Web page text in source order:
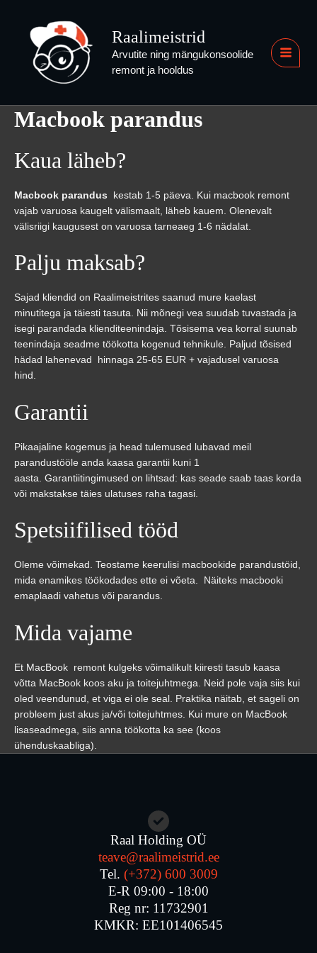
content
Raalimeistrid
Arvutite ning mängukonsoolide
remont ja hooldus
Macbook parandus
Kaua läheb?
Macbook parandus kestab 1-5 päeva. Kui macbook remont
vajab varuosa kaugelt välismaalt, läheb kauem. Olenevalt
välisriigi kaugusest on varuosa tarneaeg 1-6 nädalat.
Palju maksab?
Sajad kliendid on Raalimeistrites saanud mure kaelast
minutitega ja täiesti tasuta. Nii mõnegi vea suudab tuvastada ja
isegi parandada klienditeenindaja. Tõsisema vea korral suunab
teenindaja seadme töökotta kogenud tehnikule. Paljud tõsised
hädad lahenevad hinnaga 25-65 EUR + vajadusel varuosa
hind.
Garantii
Pikaajaline kogemus ja head tulemused lubavad meil
parandustööle anda kaasa garantii kuni 1
aasta. Garantiitingimused on lihtsad: kas seade saab taas korda
või makstakse täies ulatuses raha tagasi.
Spetsiifilised tööd
Oleme võimekad. Teostame keerulisi macbookide parandustöid,
mida enamikes töökodades ette ei võeta. Näiteks macbooki
emaplaadi vahetus või parandus.
Mida vajame
Et MacBook remont kulgeks võimalikult kiiresti tasub kaasa
võtta MacBook koos aku ja toitejuhtmega. Neid pole vaja siis kui
oled veendunud, et viga ei ole seal. Praktika näitab, et sageli on
probleem just akus ja/või toitejuhtmes. Kui mure on MacBook
lisaseadmega, siis anna töökotta ka see (koos
ühenduskaabliga).
Raal Holding OÜ
teave@raalimeistrid.ee
Tel. (+372) 600 3009
E-R 09:00 - 18:00
Reg nr: 11732901
KMKR: EE101406545